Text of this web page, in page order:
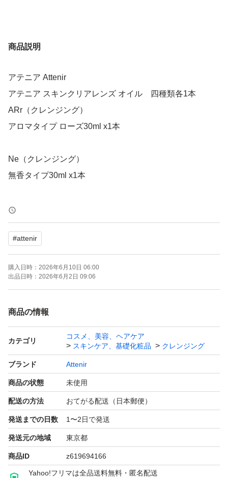
商品説明
アテニア Attenir
アテニア スキンクリアレンズ オイル 四種類各1本
ARr（クレンジング）
アロマタイプ ローズ30ml x1本
Ne（クレンジング）
無香タイプ30ml x1本
Ae（クレンジング）
アロマタイプ30ml x1本
ORr（クレンジング）
アロマタイプ オレンジ30ml x1本
購入時期：2025.8月
組み合わせできます
新品未使用ですが、自宅保管品であることをご理解いただ
ける方のみご検討ください。
#attenir
購入日時： 2026年6月10日 06:00
出品日時： 2026年6月2日 09:06
商品の情報
カテゴリ
コスメ、美容、ヘアケア
スキンケア、基礎化粧品
クレンジング
ブランド Attenir
商品の状態 未使用
配送の方法 おてがる配送（日本郵便）
発送までの日数 1〜2日で発送
発送元の地域 東京都
商品ID z619694166
Yahoo!フリマは全品送料無料・匿名配送